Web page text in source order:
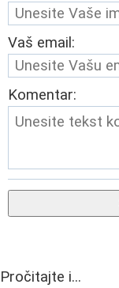
Vaš email:
Komentar:
Pročitajte i...